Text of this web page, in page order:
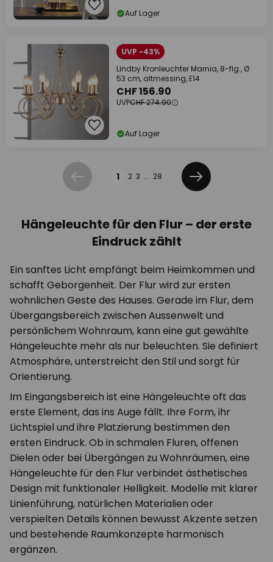
Auf Lager
UVP -43%
Lindby Kronleuchter Marnia, 8-flg., Ø
53 cm, altmessing, E14
CHF 156.90
UVPCHF 274.90
Auf Lager
Zurück 1 2 3 ... 28
Weiter
Hängeleuchte für den Flur – der erste
Eindruck zählt
Ein sanftes Licht empfängt beim Heimkommen und
schafft Geborgenheit. Der Flur wird zur ersten
wohnlichen Geste des Hauses. Gerade im Flur, dem
Übergangsbereich zwischen Aussenwelt und
persönlichem Wohnraum, kann eine gut gewählte
Hängeleuchte mehr als nur beleuchten. Sie definiert
Atmosphäre, unterstreicht den Stil und sorgt für
Orientierung.
Im Eingangsbereich ist eine Hängeleuchte oft das
erste Element, das ins Auge fällt. Ihre Form, ihr
Lichtspiel und ihre Platzierung bestimmen den
ersten Eindruck. Ob in schmalen Fluren, offenen
Dielen oder bei Übergängen zu Wohnräumen, eine
Hängeleuchte für den Flur verbindet ästhetisches
Design mit funktionaler Helligkeit. Modelle mit klarer
Linienführung, natürlichen Materialien oder
verspielten Details können bewusst Akzente setzen
und bestehende Raumkonzepte harmonisch
ergänzen.